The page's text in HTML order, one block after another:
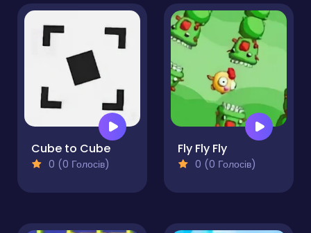
Cube to Cube
0 (0 Голосів)
Fly Fly Fly
0 (0 Голосів)